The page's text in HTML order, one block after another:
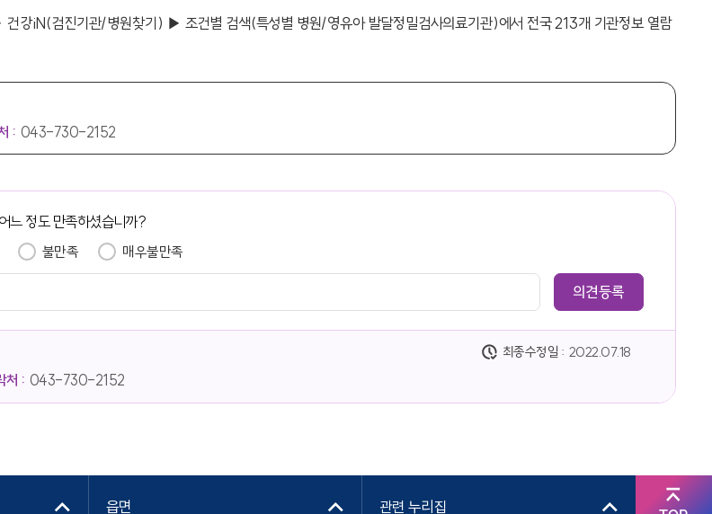
강iN(검진기관/병원찾기) ▶ 조건별 검색(특성별 병원/영유아 발달정밀검사의료기관)에서 전국 213개 기관정보 열람
: 043-730-2152
느 정도 만족하셨습니까?
불만족 매우불만족
처 : 043-730-2152
최종수정일 : 2022.07.18
읍면 관련 누리집